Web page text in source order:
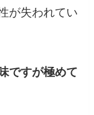
が失われてい
ですが極めて